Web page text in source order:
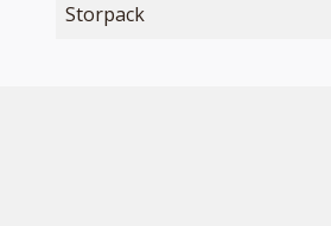
Storpack